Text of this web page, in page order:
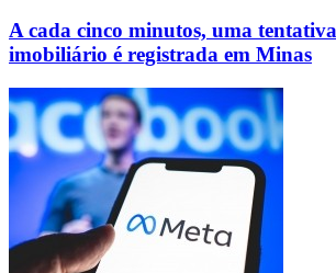
A cada cinco minutos, uma
imobiliário é registrada em Minas